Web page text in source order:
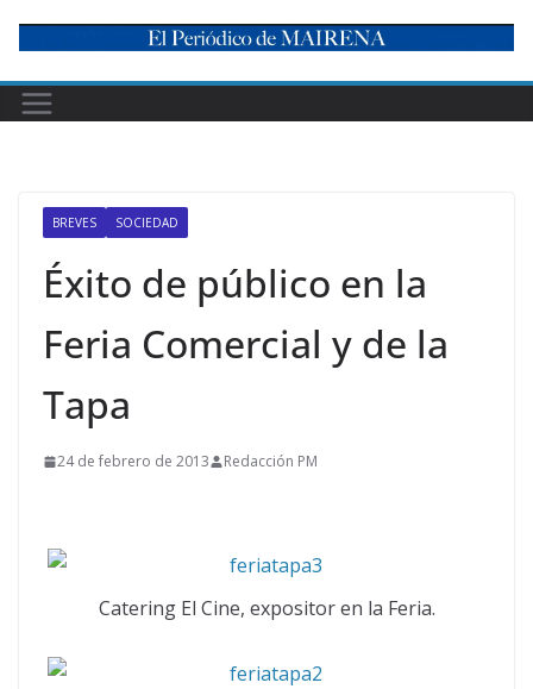
content
BREVES SOCIEDAD
Éxito de público en la
Feria Comercial y de la
Tapa
24 de febrero de 2013 Redacción PM
Catering El Cine, expositor en la Feria.